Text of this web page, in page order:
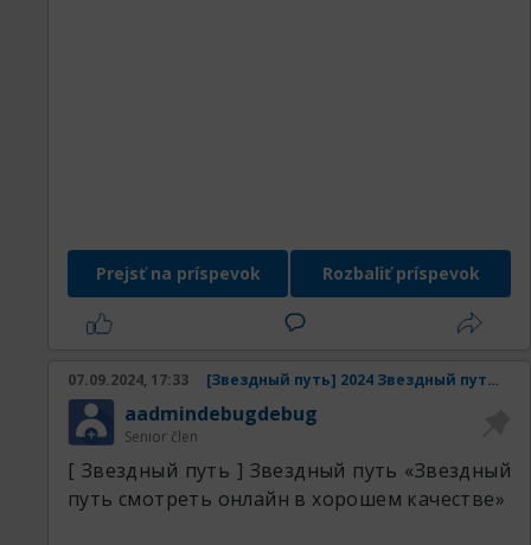
Prejsť na príspevok Rozbaliť príspevok
07.09.2024, 17:33 [Звездный путь] 2024 Звездный путь смотреть онлайн в хорошем качестве
aadmindebugdebug
Senior člen
[ Звездный путь ] Звездный путь «Звездный
путь смотреть онлайн в хорошем качестве»